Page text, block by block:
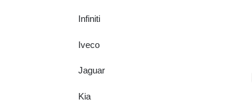
Infiniti
Iveco
Jaguar
Kia